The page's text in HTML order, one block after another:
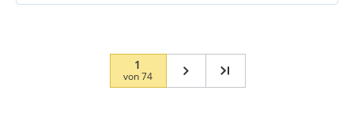
1
von74